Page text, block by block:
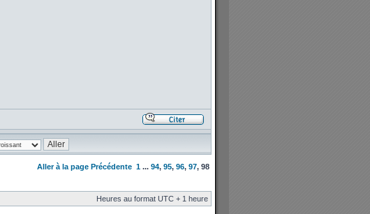
Aller à la page Précédente 1 ... 94, 95, 96, 97, 98
Heures au format UTC + 1 heure